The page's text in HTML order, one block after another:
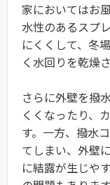
家においてはお
水性のあるスプ
にくくして、冬
く水回りを乾燥
さらに外壁を撥
くくなったり、
す。一方、撥水
てしまい、外壁
に結露が生じや